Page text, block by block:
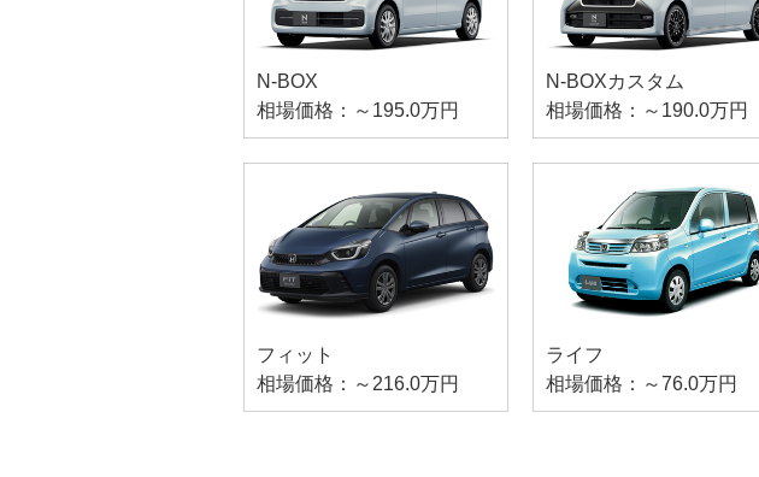
N-BOX
相場価格：～195.0万円
N-BOXカスタム
相場価格：～190.0万円
フィット
相場価格：～216.0万円
ライフ
相場価格：～76.0万円